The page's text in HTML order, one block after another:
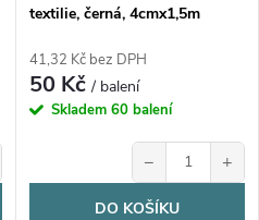
textilie, černá, 4cmx1,5m
41,32 Kč bez DPH
50 Kč/ balení
Skladem 60 balení
− +
DO KOŠÍKU